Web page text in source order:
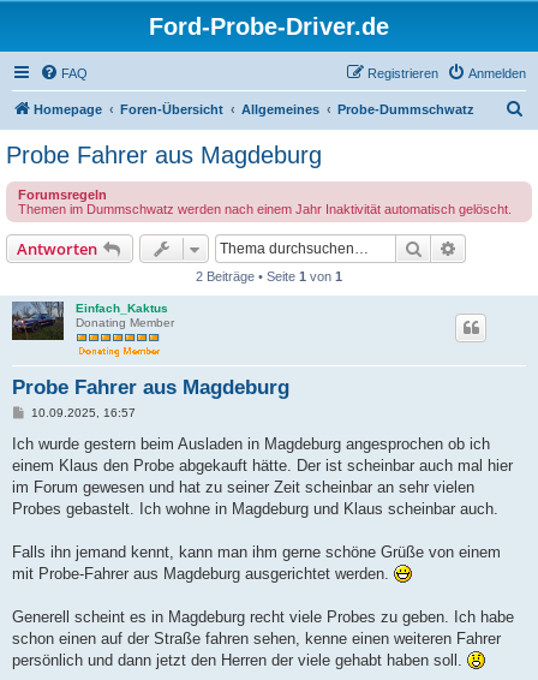
Ford-Probe-Driver.de
FAQ Anmelden
Registrieren
Homepage Foren-Übersicht Allgemeines Probe-Dummschwatz
e
Probe Fahrer aus Magdeburg
Forumsregeln
Themen im Dummschwatz werden nach einem Jahr Inaktivität automatisch gelöscht.
Antworten Suche
2 Beiträge • Seite 1 von 1
Einfach_Kaktus
Donating Member
Probe Fahrer aus Magdeburg
B
i
r
a
10.09.2025, 16:57
Ich wurde gestern beim Ausladen in Magdeburg angesprochen ob ich
einem Klaus den Probe abgekauft hätte. Der ist scheinbar auch mal hier
im Forum gewesen und hat zu seiner Zeit scheinbar an sehr vielen
Probes gebastelt. Ich wohne in Magdeburg und Klaus scheinbar auch.
Falls ihn jemand kennt, kann man ihm gerne schöne Grüße von einem
mit Probe-Fahrer aus Magdeburg ausgerichtet werden.
Generell scheint es in Magdeburg recht viele Probes zu geben. Ich habe
schon einen auf der Straße fahren sehen, kenne einen weiteren Fahrer
persönlich und dann jetzt den Herren der viele gehabt haben soll.